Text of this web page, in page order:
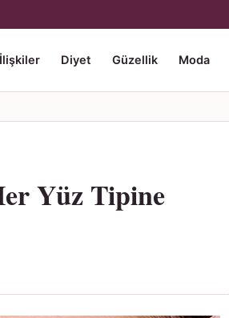
Diyet Güzellik Moda
Yüz Tipine